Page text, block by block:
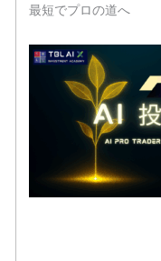
最短でプロの道へ